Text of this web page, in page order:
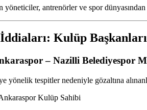
yöneticiler, antrenörler ve spor
Kulüp
– Nazilli Belediyespor
yönelik tespitler nedeniyle gözaltına
Kulüp Sahibi